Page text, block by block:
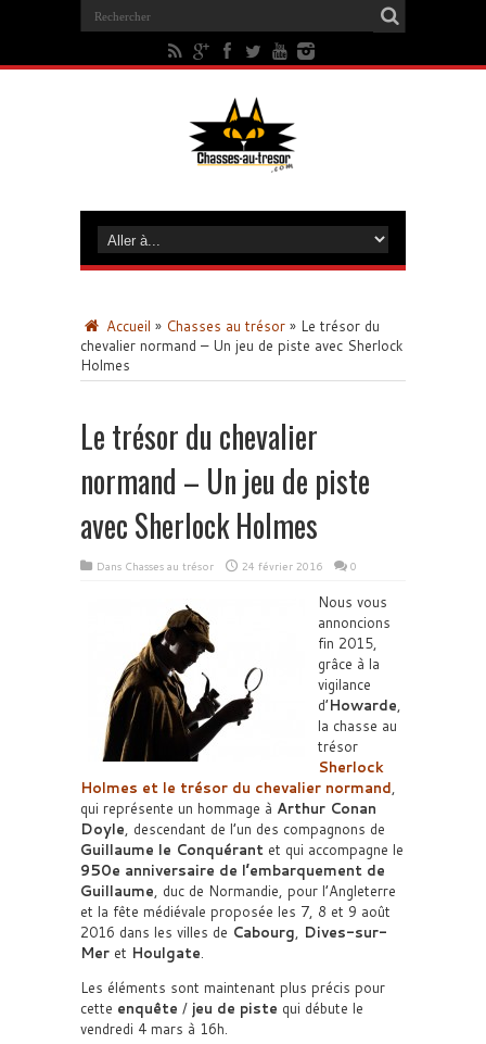
Accueil » Chasses au trésor » Le trésor du
chevalier normand – Un jeu de piste avec Sherlock
Holmes
Le trésor du chevalier
normand – Un jeu de piste
avec Sherlock Holmes
Dans Chasses au trésor 24 février 2016 0
Nous vous
annoncions
fin 2015,
grâce à la
vigilance
d’Howarde,
la chasse au
trésor
Sherlock
Holmes et le trésor du chevalier normand,
qui représente un hommage à Arthur Conan
Doyle, descendant de l’un des compagnons de
Guillaume le Conquérant et qui accompagne le
950e anniversaire de l’embarquement de
Guillaume, duc de Normandie, pour l’Angleterre
et la fête médiévale proposée les 7, 8 et 9 août
2016 dans les villes de Cabourg, Dives-sur-
Mer et Houlgate.
Les éléments sont maintenant plus précis pour
cette enquête / jeu de piste qui débute le
vendredi 4 mars à 16h.